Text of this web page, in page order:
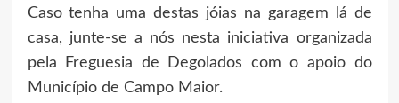
Caso tenha uma destas jóias na garagem lá de
casa, junte-se a nós nesta iniciativa organizada
pela Freguesia de Degolados com o apoio do
Município de Campo Maior.